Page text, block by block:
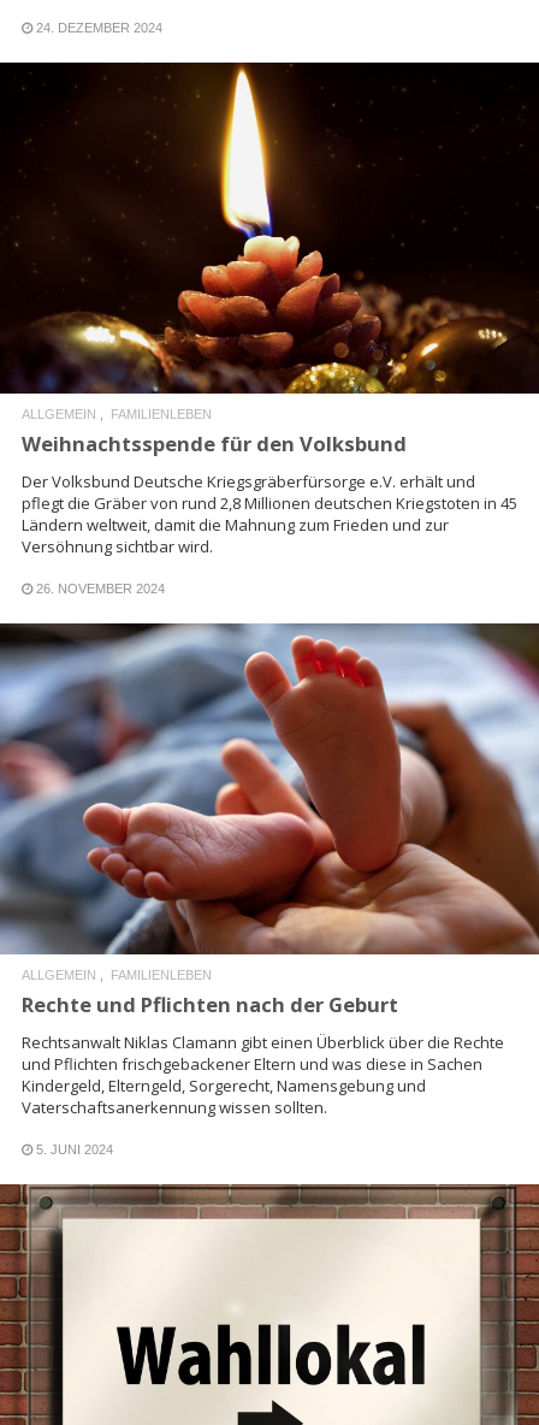
24. DEZEMBER 2024
READ MORE
ALLGEMEIN FAMILIENLEBEN
Weihnachtsspende für den Volksbund
Der Volksbund Deutsche Kriegsgräberfürsorge e.V. erhält und
pflegt die Gräber von rund 2,8 Millionen deutschen Kriegstoten in 45
Ländern weltweit, damit die Mahnung zum Frieden und zur
Versöhnung sichtbar wird.
26. NOVEMBER 2024
READ MORE
ALLGEMEIN FAMILIENLEBEN
Rechte und Pflichten nach der Geburt
Rechtsanwalt Niklas Clamann gibt einen Überblick über die Rechte
und Pflichten frischgebackener Eltern und was diese in Sachen
Kindergeld, Elterngeld, Sorgerecht, Namensgebung und
Vaterschaftsanerkennung wissen sollten.
5. JUNI 2024
READ MORE